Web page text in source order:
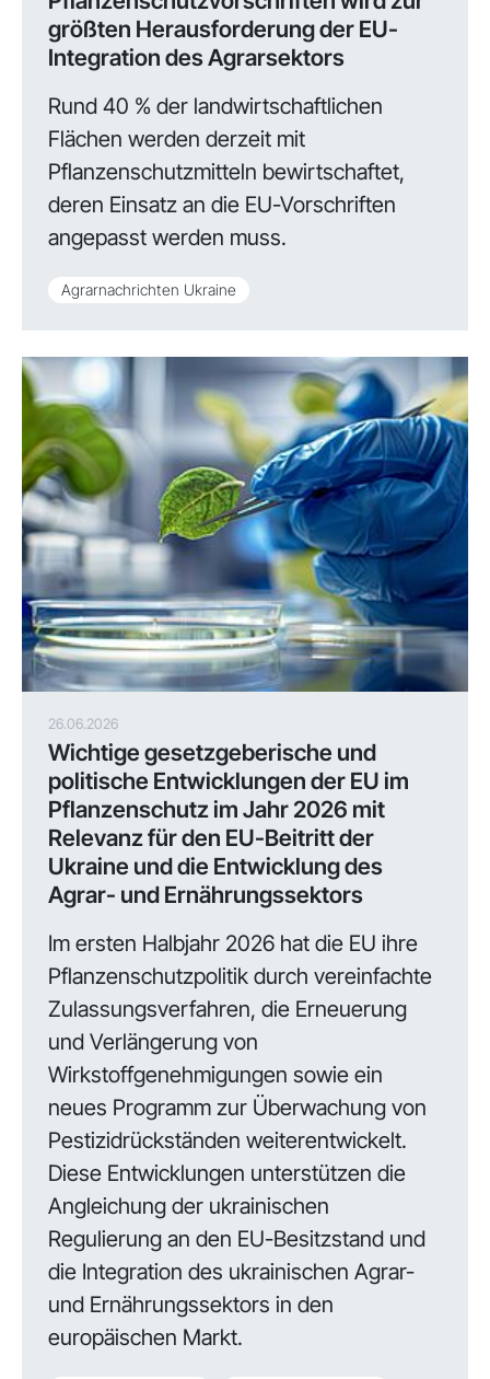
größten Herausforderung der EU-
Integration des Agrarsektors
Rund 40 % der landwirtschaftlichen
Flächen werden derzeit mit
Pflanzenschutzmitteln bewirtschaftet,
deren Einsatz an die EU-Vorschriften
angepasst werden muss.
Agrarnachrichten Ukraine
26.06.2026
Wichtige gesetzgeberische und
politische Entwicklungen der EU im
Pflanzenschutz im Jahr 2026 mit
Relevanz für den EU-Beitritt der
Ukraine und die Entwicklung des
Agrar- und Ernährungssektors
Im ersten Halbjahr 2026 hat die EU ihre
Pflanzenschutzpolitik durch vereinfachte
Zulassungsverfahren, die Erneuerung
und Verlängerung von
Wirkstoffgenehmigungen sowie ein
neues Programm zur Überwachung von
Pestizidrückständen weiterentwickelt.
Diese Entwicklungen unterstützen die
Angleichung der ukrainischen
Regulierung an den EU-Besitzstand und
die Integration des ukrainischen Agrar-
und Ernährungssektors in den
europäischen Markt.